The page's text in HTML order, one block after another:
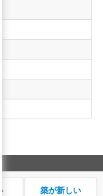
築が新しい